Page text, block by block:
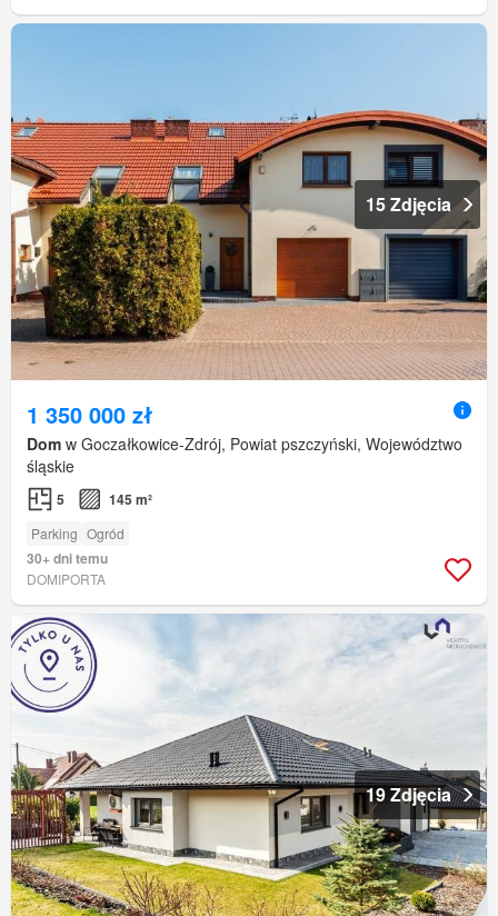
15 Zdjęcia
1 350 000 zł
Dom w Goczałkowice-Zdrój, Powiat pszczyński, Województwo
śląskie
5 145 m²
Parking Ogród
30+ dni temu
DOMIPORTA
19 Zdjęcia